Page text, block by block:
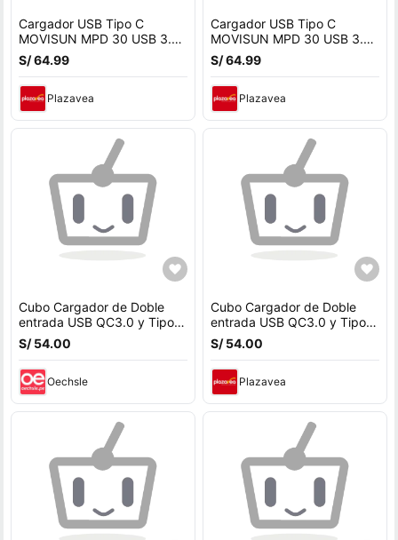
Cargador USB Tipo C
MOVISUN MPD 30 USB 3.0
Carga Rapida 30W Cable
1.2m
S/ 64.99
Plazavea
Cargador USB Tipo C
MOVISUN MPD 30 USB 3.0
Carga Rapida 30W Cable
1.2m
S/ 64.99
Plazavea
Cubo Cargador de Doble
entrada USB QC3.0 y Tipo C
PD 30W Ldnio A2317
S/ 54.00
Oechsle
Cubo Cargador de Doble
entrada USB QC3.0 y Tipo C
PD 30W Ldnio A2317
S/ 54.00
Plazavea